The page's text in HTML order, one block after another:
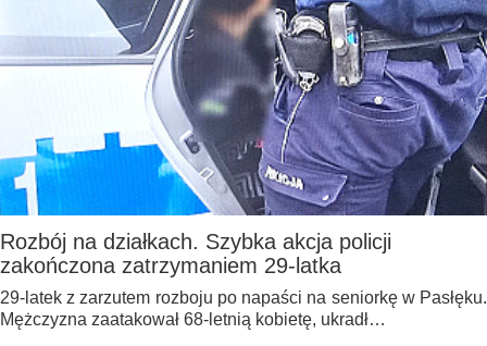
Rozbój na działkach. Szybka akcja policji
zakończona zatrzymaniem 29-latka
29-latek z zarzutem rozboju po napaści na seniorkę w Pasłęku.
Mężczyzna zaatakował 68-letnią kobietę, ukradł…